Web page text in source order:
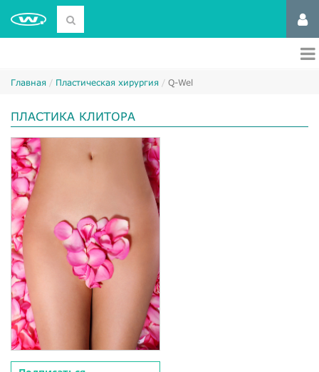
Главная Пластическая хирургия Q-Wel
ПЛАСТИКА КЛИТОРА